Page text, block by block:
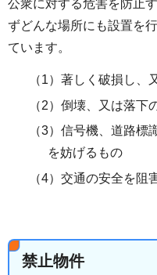
公衆に対する危害を防止
ずどんな場所にも設置を
ています。
（1）著しく破損し、
（2）倒壊、又は落下
（3）信号機、道路標
を妨げるもの
（4）交通の安全を阻
禁止物件